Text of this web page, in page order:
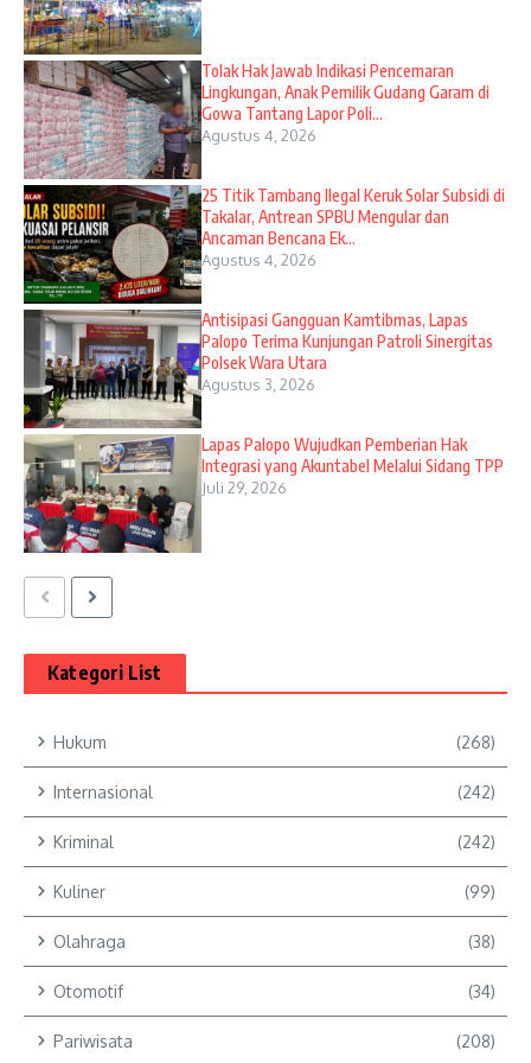
Tolak Hak Jawab Indikasi Pencemaran
Lingkungan, Anak Pemilik Gudang Garam di
Gowa Tantang Lapor Poli...
Agustus 4, 2026
25 Titik Tambang Ilegal Keruk Solar Subsidi di
Takalar, Antrean SPBU Mengular dan
Ancaman Bencana Ek...
Agustus 4, 2026
Antisipasi Gangguan Kamtibmas, Lapas
Palopo Terima Kunjungan Patroli Sinergitas
Polsek Wara Utara
Agustus 3, 2026
Lapas Palopo Wujudkan Pemberian Hak
Integrasi yang Akuntabel Melalui Sidang TPP
Juli 29, 2026
Kategori List
Hukum (268)
Internasional (242)
Kriminal (242)
Kuliner (99)
Olahraga (38)
Otomotif (34)
Pariwisata (208)